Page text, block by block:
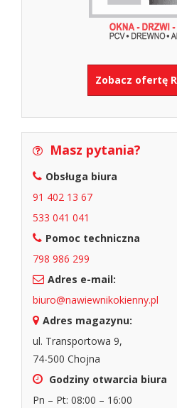
Zobacz ofertę
Masz pytania?
Obsługa biura
91 402 13 67
533 041 041
Pomoc techniczna
798 986 299
Adres e-mail:
biuro@nawiewnikokienny.pl
Adres magazynu:
ul. Transportowa 9,
74-500 Chojna
Godziny otwarcia biura
Pn – Pt: 08:00 – 16:00